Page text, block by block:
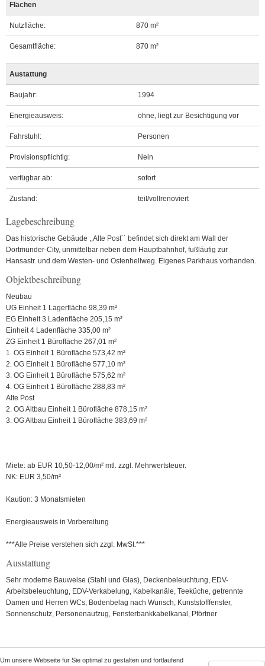
Flächen
Nutzfläche: 870 m²
Gesamtfläche: 870 m²
Austattung
Baujahr: 1994
Energieausweis: ohne, liegt zur Besichtigung vor
Fahrstuhl: Personen
Provisionspflichtig: Nein
verfügbar ab: sofort
Zustand: teil/vollrenoviert
Lagebeschreibung
Das historische Gebäude ,,Alte Post´´ befindet sich direkt am Wall der
Dortmunder-City, unmittelbar neben dem Hauptbahnhof, fußläufig zur
Hansastr. und dem Westen- und Ostenhellweg. Eigenes Parkhaus vorhanden.
Objektbeschreibung
Neubau
UG Einheit 1 Lagerfläche 98,39 m²
EG Einheit 3 Ladenfläche 205,15 m²
Einheit 4 Ladenfläche 335,00 m²
ZG Einheit 1 Bürofläche 267,01 m²
1. OG Einheit 1 Bürofläche 573,42 m²
2. OG Einheit 1 Bürofläche 577,10 m²
3. OG Einheit 1 Bürofläche 575,62 m²
4. OG Einheit 1 Bürofläche 288,83 m²
Alte Post
2. OG Altbau Einheit 1 Bürofläche 878,15 m²
3. OG Altbau Einheit 1 Bürofläche 383,69 m²
Miete: ab EUR 10,50-12,00/m² mtl. zzgl. Mehrwertsteuer.
NK: EUR 3,50/m²
Kaution: 3 Monatsmieten
Energieausweis in Vorbereitung
***Alle Preise verstehen sich zzgl. MwSt.***
Ausstattung
Sehr moderne Bauweise (Stahl und Glas), Deckenbeleuchtung, EDV-
Arbeitsbeleuchtung, EDV-Verkabelung, Kabelkanäle, Teeküche, getrennte
Damen und Herren WCs, Bodenbelag nach Wunsch, Kunststofffenster,
Sonnenschutz, Personenaufzug, Fensterbankkabelkanal, Pförtner
Um unsere Webseite für Sie optimal zu gestalten und fortlaufend